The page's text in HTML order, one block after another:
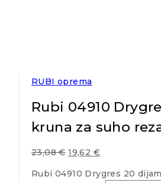
RUBI oprema
Rubi 04910
kruna za suho
23,08€ 19,62 €
Rubi 04910 Drygres 20